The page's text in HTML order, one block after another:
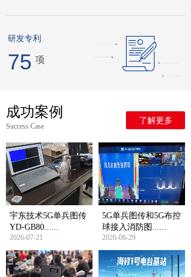
75
研发专利
项
了解更多
Success Case
成功案例
宇东技术5G单兵图传
YD-GB80......
2026-07-21
5G单兵图传和5G布控
球接入消防图......
2026-06-29